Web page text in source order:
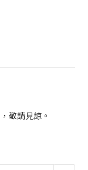
敬請見諒。